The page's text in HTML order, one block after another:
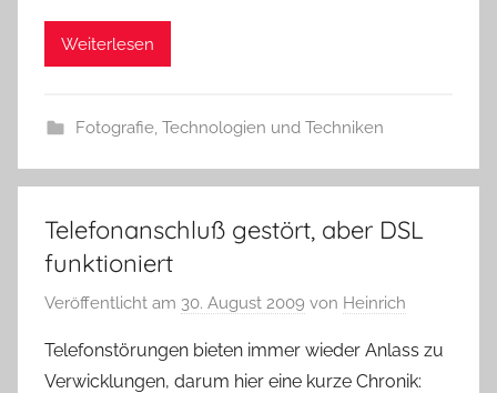
Weiterlesen
Fotografie, Technologien und Techniken
Telefonanschluß gestört, aber DSL
funktioniert
Veröffentlicht am 30. August 2009 von Heinrich
Telefonstörungen bieten immer wieder Anlass zu
Verwicklungen, darum hier eine kurze Chronik: